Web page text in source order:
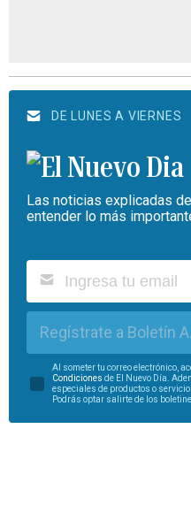
DE LUNES A VIERNES
Las noticias explicadas
entender lo más
Regístrate a Boletín
Al someter tu correo electrónico,
Condiciones de El Nuevo Día.
especiales de productos o
Podrás optar salirte de los